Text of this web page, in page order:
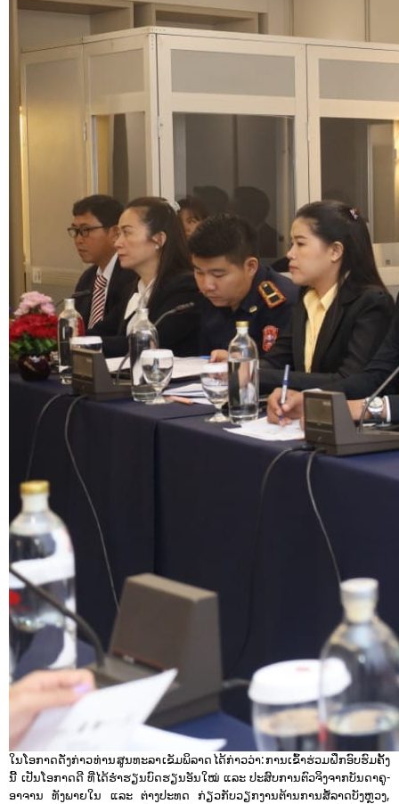
ໃນໂອກາດດັ່ງກ່າວ ທ່ານ ສູນທະລາ ເຂັມພິລາດ ໄດ້ກ່າວວ່າ: ການເຂົ້າຮ່ວມຝຶກອົບຮົມຄັ້ງ
ນີ້ ເປັນໂອກາດດີ ທີ່ໄດ້ຮໍ່າຮຽນບົດຮຽນອັນໃໝ່ ແລະ ປະສົບການຕົວຈິງຈາກບັນດາຄູ-
ອາຈານ ທັງພາຍໃນ ແລະ ຕ່າງປະທດ ກ່ຽວກັບວຽກງານຕ້ານການສໍ້ລາດບັງຫຼວງ,